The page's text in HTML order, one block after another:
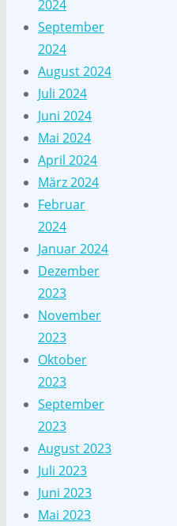
2024
September
2024
August 2024
Juli 2024
Juni 2024
Mai 2024
April 2024
März 2024
Februar
2024
Januar 2024
Dezember
2023
November
2023
Oktober
2023
September
2023
August 2023
Juli 2023
Juni 2023
Mai 2023